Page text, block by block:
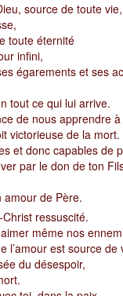
source de toute vie,
toute éternité
infini,
égarements et ses
tout ce qui lui arrive.
de nous apprendre à
victorieuse de la mort.
et donc capables de
par le don de ton
de Père.
ressuscité.
même nos
l’amour est source de
du désespoir,